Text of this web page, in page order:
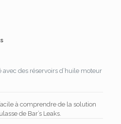
avec des réservoirs d’huile moteur
à comprendre de la solution
de Bar’s Leaks.